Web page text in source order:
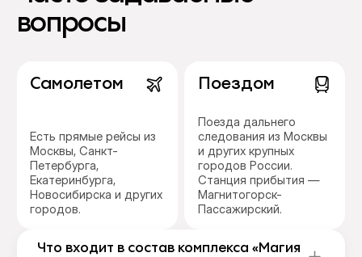
вопросы
Самолетом
Есть прямые рейсы из
Москвы, Санкт-
Петербурга,
Екатеринбурга,
Новосибирска и других
городов.
Поездом
Поезда дальнего
следования из Москвы
и других крупных
городов России.
Станция прибытия —
Магнитогорск-
Пассажирский.
Что входит в состав комплекса «Магия